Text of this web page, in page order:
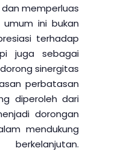
memperluas
umum ini bukan
terhadap
juga sebagai
sinergitas
perbatasan
diperoleh dari
dorongan
mendukung